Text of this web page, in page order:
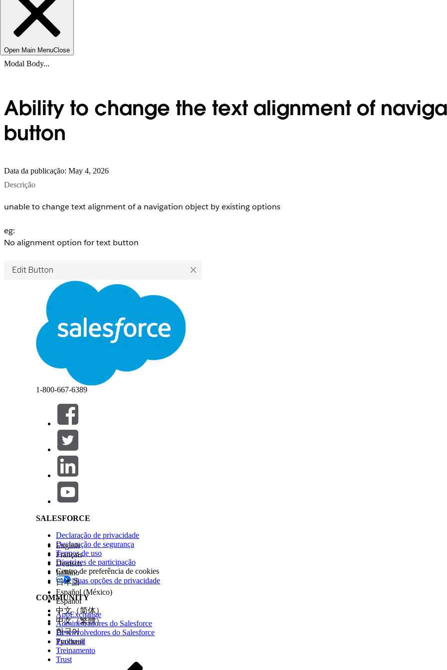
Open Main MenuClose
Modal Body...
Ability to change the text alignment of
button
Data da publicação: May 4, 2026
Descrição
unable to change text alignment of a navigation object by existing options
eg:
No alignment option for text button
The ability to change text alignment of a navigation object is not built into the product currently
Instead insert a image with text aligned into the navigation button
Número do artigo do Knowledge
001497131
ESTE ARTIGO RESOLVEU SEU PROBLEMA?
1-800-667-6389
SALESFORCE
Declaração de privacidade
Declaração de segurança
Termos de uso
Diretrizes de participação
Centro de preferência de cookies
Suas opções de privacidade
COMMUNITY
AppExchange
Administradores do Salesforce
Desenvolvedores do Salesforce
Trailhead
Treinamento
Trust
English
Français
Deutsch
Italiano
日本語
Español (México)
Español
中文（简体）
中文（繁體）
한국어
Русский
Salesforce Help | Article